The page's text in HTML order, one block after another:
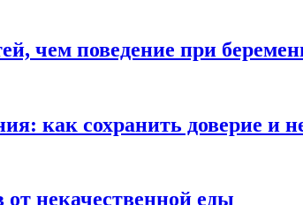
чем поведение при
как сохранить доверие и
некачественной еды